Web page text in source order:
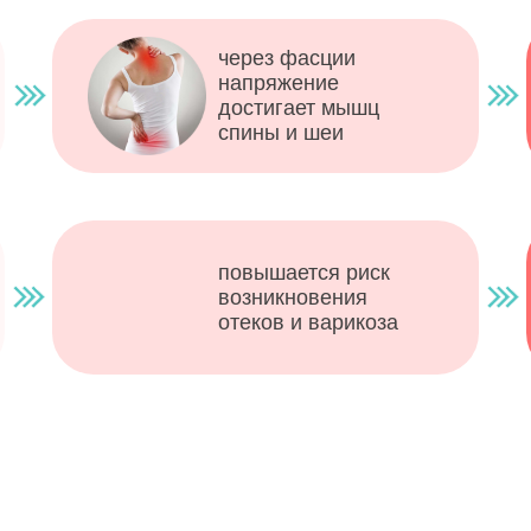
повышается риск
возникновения
отеков и варикоза
через фасции
напряжение
достигает мышц
спины и шеи